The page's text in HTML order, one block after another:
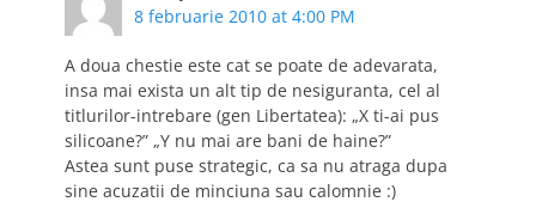
8 februarie 2010 at 4:00 PM
A doua chestie este cat se poate de adevarata,
insa mai exista un alt tip de nesiguranta, cel al
titlurilor-intrebare (gen Libertatea): „X ti-ai pus
silicoane?” „Y nu mai are bani de haine?”
Astea sunt puse strategic, ca sa nu atraga dupa
sine acuzatii de minciuna sau calomnie :)